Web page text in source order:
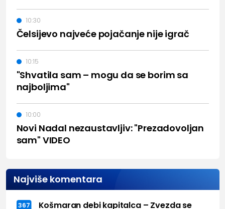
Čelsijevo najveće pojačanje nije igrač
10:30
"Shvatila sam – mogu da se borim sa
najboljima"
10:15
Novi Nadal nezaustavljiv: "Prezadovoljan
sam" VIDEO
10:00
Najviše komentara
367
Košmaran debi kapitalca – Zvezda se